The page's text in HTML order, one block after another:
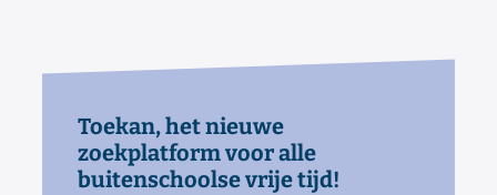
Toekan, het nieuwe
zoekplatform voor alle
buitenschoolse vrije tijd!